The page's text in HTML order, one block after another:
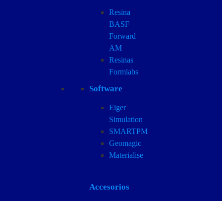
Resina
BASF
Forward
AM
Resinas
Formlabs
Software
Eiger
Simulation
SMARTPM
Geomagic
Materialise
Accesorios